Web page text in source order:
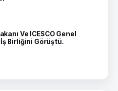
Ve ICESCO Genel
Birliğini Görüştü.